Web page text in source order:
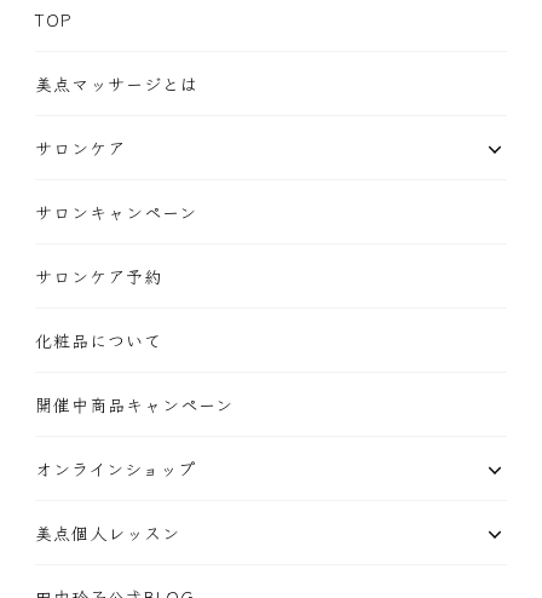
TOP
美点マッサージとは
サロンケア
サロンキャンペーン
サロンケア予約
化粧品について
開催中商品キャンペーン
オンラインショップ
美点個人レッスン